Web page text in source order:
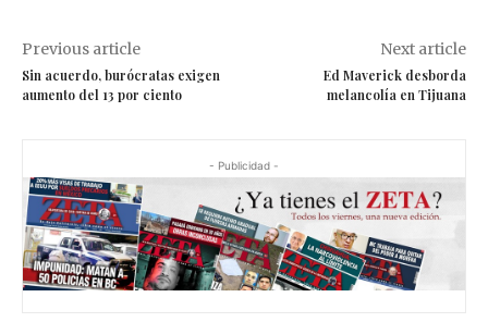
Previous article
Sin acuerdo, burócratas exigen
aumento del 13 por ciento
Next article
Ed Maverick desborda
melancolía en Tijuana
- Publicidad -